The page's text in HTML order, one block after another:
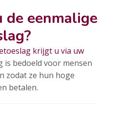
de eenmalige
krijgt u via uw
is bedoeld voor mensen
zodat ze hun hoge
betalen.